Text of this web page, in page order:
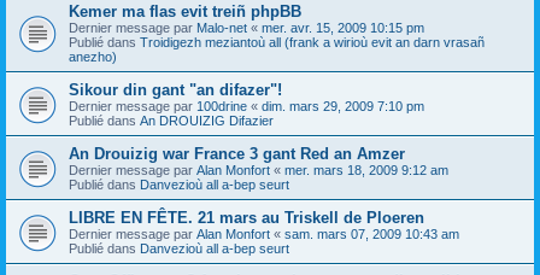
Kemer ma flas evit treiñ phpBB
Dernier message par Malo-net « mer. avr. 15, 2009 10:15 pm
Publié dans Troidigezh meziantoù all (frank a wirioù evit an darn vrasañ
anezho)
Sikour din gant "an difazer"!
Dernier message par 100drine « dim. mars 29, 2009 7:10 pm
Publié dans An DROUIZIG Difazier
An Drouizig war France 3 gant Red an Amzer
Dernier message par Alan Monfort « mer. mars 18, 2009 9:12 am
Publié dans Danvezioù all a-bep seurt
LIBRE EN FÊTE. 21 mars au Triskell de Ploeren
Dernier message par Alan Monfort « sam. mars 07, 2009 10:43 am
Publié dans Danvezioù all a-bep seurt